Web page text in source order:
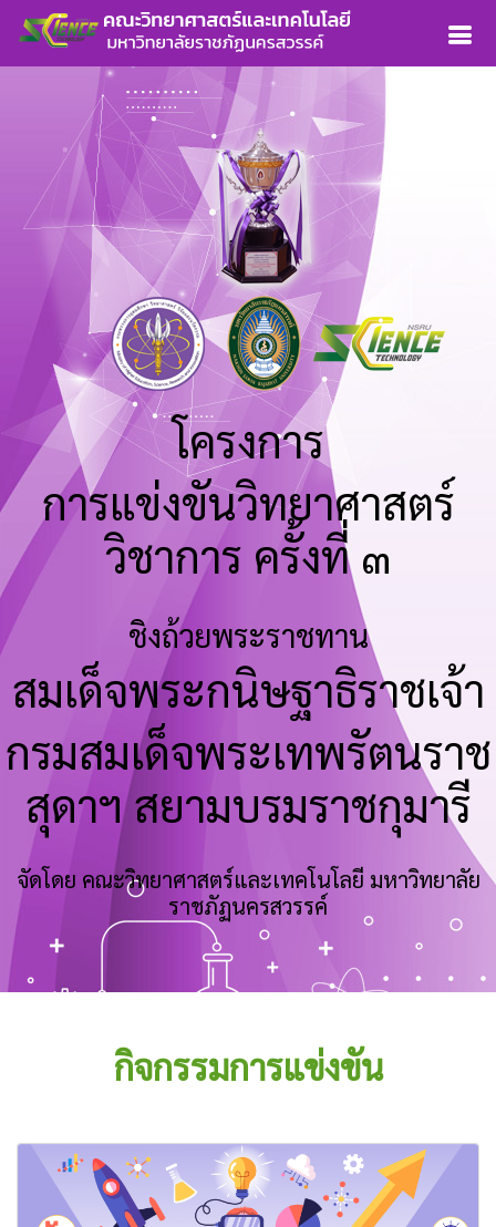
โครงการ
การแข่งขันวิทยาศาสตร์
วิชาการ ครั้งที่ ๓
ชิงถ้วยพระราชทาน
สมเด็จพระกนิษฐาธิราชเจ้า
กรมสมเด็จพระเทพรัตนราช
สุดาฯ สยามบรมราชกุมารี
จัดโดย คณะวิทยาศาสตร์และเทคโนโลยี มหาวิทยาลัย
ราชภัฏนครสวรรค์
กิจกรรมการแข่งขัน